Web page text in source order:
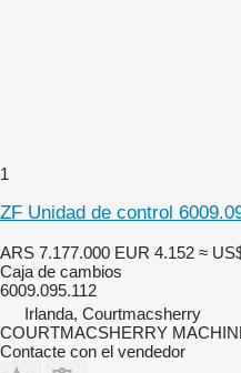
1
ZF Unidad de control
ARS 7.177.000 EUR 4.152 ≈
Caja de cambios
6009.095.112
Irlanda, Courtmacsherry
COURTMACSHERRY
Contacte con el vendedor